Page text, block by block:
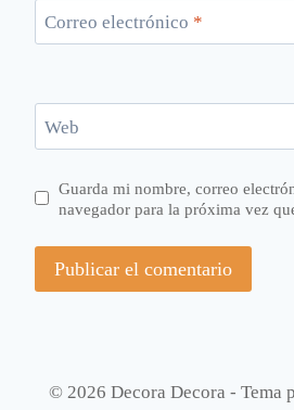
Correo electrónico *
Web
Guarda mi nombre, correo
navegador para la próxima vez
© 2026 Decora Decora - Tema